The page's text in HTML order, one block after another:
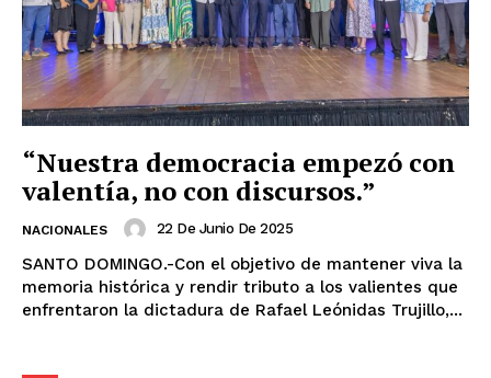
“Nuestra democracia empezó con
valentía, no con discursos.”
NACIONALES 22 De Junio De 2025
SANTO DOMINGO.-Con el objetivo de mantener viva la
memoria histórica y rendir tributo a los valientes que
enfrentaron la dictadura de Rafael Leónidas Trujillo,...